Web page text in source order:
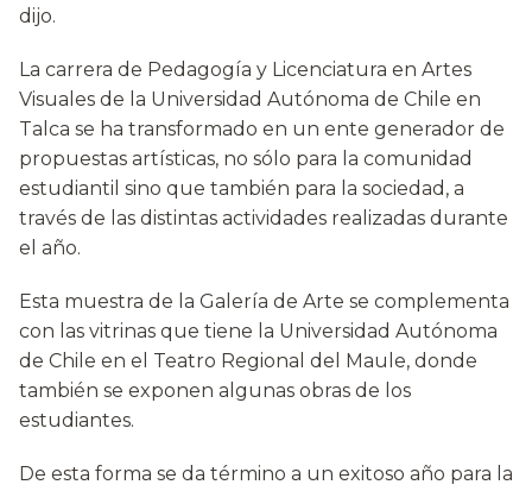
dijo.
La carrera de Pedagogía y Licenciatura en Artes
Visuales de la Universidad Autónoma de Chile en
Talca se ha transformado en un ente generador de
propuestas artísticas, no sólo para la comunidad
estudiantil sino que también para la sociedad, a
través de las distintas actividades realizadas durante
el año.
Esta muestra de la Galería de Arte se complementa
con las vitrinas que tiene la Universidad Autónoma
de Chile en el Teatro Regional del Maule, donde
también se exponen algunas obras de los
estudiantes.
De esta forma se da término a un exitoso año para la